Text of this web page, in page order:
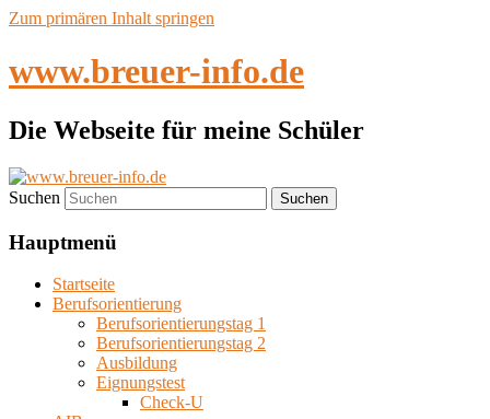
Zum primären Inhalt springen
www.breuer-info.de
Die Webseite für meine Schüler
Suchen
Hauptmenü
Startseite
Berufsorientierung
Berufsorientierungstag 1
Berufsorientierungstag 2
Ausbildung
Eignungstest
Check-U